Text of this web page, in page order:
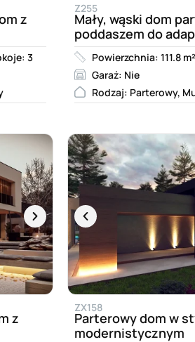
z
3
Z255
Mały, wąski dom
poddaszem do
Powierzchnia: 111.8 m²
Garaż: Nie
Rodzaj: Parterowy,
z
ZX158
Parterowy dom w
modernistycznym